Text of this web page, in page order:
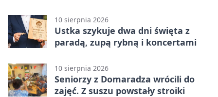
10 sierpnia 2026
Ustka szykuje dwa dni święta z
paradą, zupą rybną i koncertami
10 sierpnia 2026
Seniorzy z Domaradza wrócili do
zajęć. Z suszu powstały stroiki